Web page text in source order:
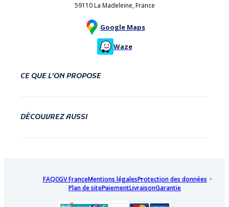
59110 La Madeleine, France
Google Maps
Waze
CE QUE L’ON PROPOSE
DÉCOUVREZ AUSSI
FAQCGV FranceMentions légalesProtection des données
Plan de sitePaiementLivraisonGarantie